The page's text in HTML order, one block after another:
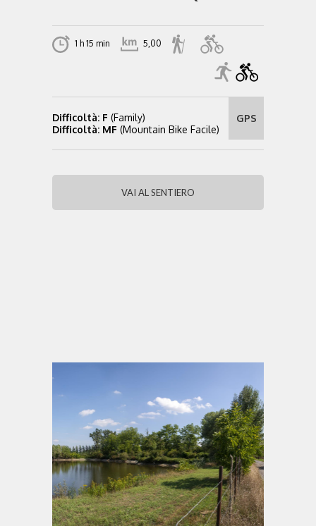
1 h 15 min 5,00
Difficoltà: F (Family)
Difficoltà: MF (Mountain Bike Facile)
GPS
VAI AL SENTIERO